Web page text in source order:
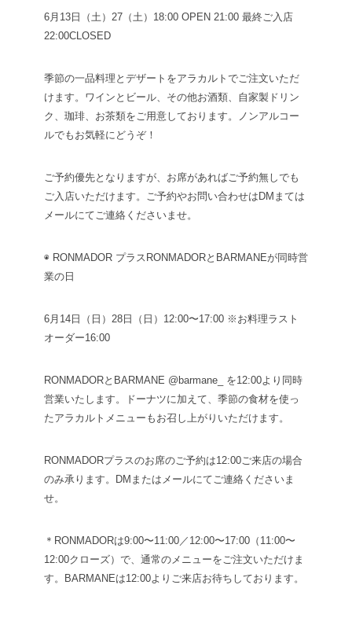
6月13日（土）27（土） 18:00 OPEN 21:00 最終ご入店
22:00CLOSED
季節の一品料理とデザートをアラカルトでご注文いただ
けます。 ワインとビール、その他お酒類、自家製ドリン
ク、珈琲、お茶類をご用意しております。ノンアルコー
ルでもお気軽にどうぞ！
ご予約優先となりますが、お席があればご予約無しでも
ご入店いただけます。ご予約やお問い合わせはDMまては
メールにてご連絡くださいませ。
◉ RONMADOR プラス RONMADORとBARMANEが同時営
業の日
6月14日（日）28日（日） 12:00〜17:00 ※お料理ラスト
オーダー16:00
RONMADORとBARMANE @barmane_ を12:00より同時
営業いたします。ドーナツに加えて、季節の食材を使っ
たアラカルトメニューもお召し上がりいただけます。
RONMADORプラスのお席のご予約は12:00ご来店の場合
のみ承ります。DMまたはメールにてご連絡くださいま
せ。
＊RONMADORは9:00〜11:00／12:00〜17:00（11:00〜
12:00クローズ）で、通常のメニューをご注文いただけま
す。BARMANEは12:00よりご来店お待ちしております。